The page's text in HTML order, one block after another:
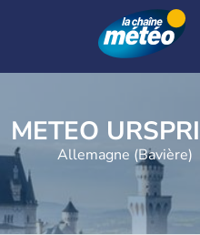
METEO
Allemagne (Bavière)